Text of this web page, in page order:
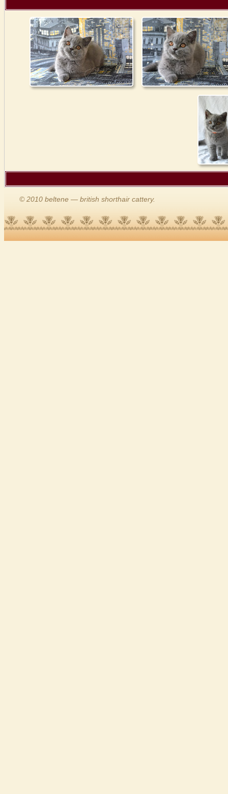
© 2010 beltene — british shorthair cattery.